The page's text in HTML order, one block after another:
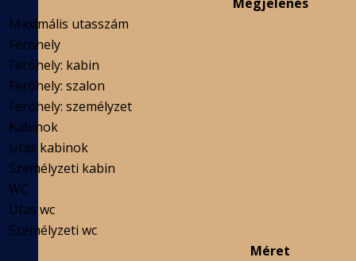
Megjelenés
Maximális utasszám
Férőhely
Férőhely: kabin
Férőhely: szalon
Férőhely: személyzet
Kabinok
Utas kabinok
Személyzeti kabin
WC
Utas wc
Személyzeti wc
Méret